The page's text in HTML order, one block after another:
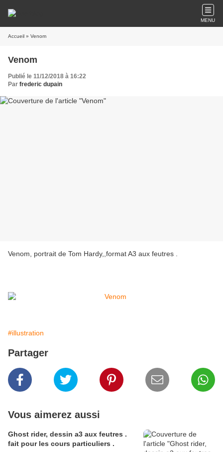
MENU
Accueil » Venom
Venom
Publié le 11/12/2018 à 16:22
Par frederic dupain
Venom, portrait de Tom Hardy,,format A3 aux feutres .
#illustration
Partager
Vous aimerez aussi
Ghost rider, dessin a3 aux feutres .
fait pour les cours particuliers .